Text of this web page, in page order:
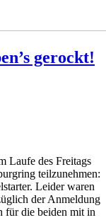
gerockt!
Laufe des Freitags
teilzunehmen:
Leider waren
der Anmeldung
für die beiden mit in